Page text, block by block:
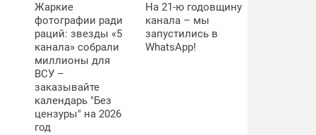
Жаркие
фотографии ради
раций: звезды «5
канала» собрали
миллионы для
ВСУ –
заказывайте
календарь "Без
цензуры" на 2026
год
На 21-ю годовщину
канала – мы
запустились в
WhatsApp!